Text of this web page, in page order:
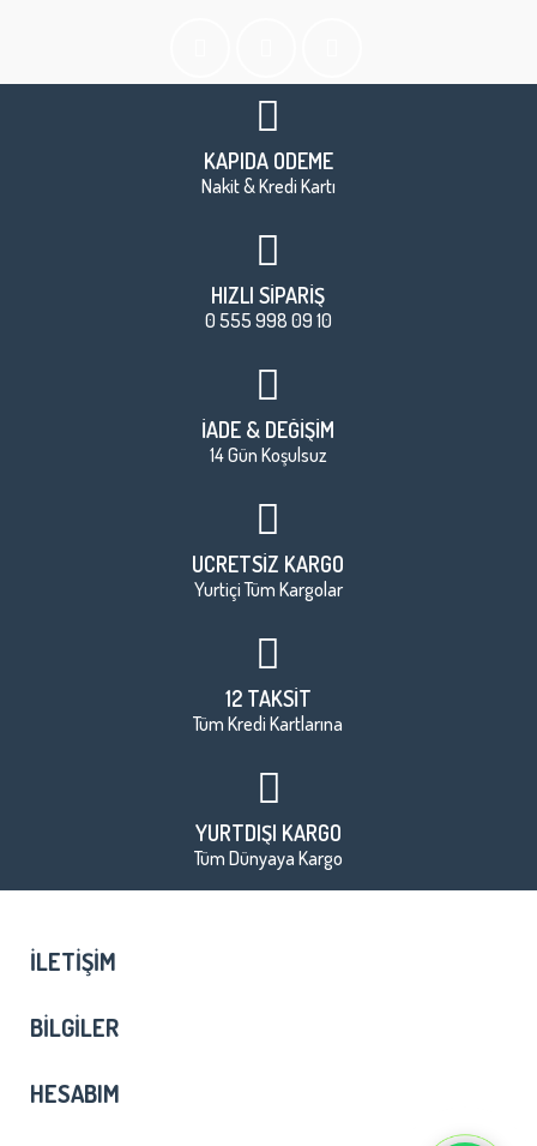
KAPIDA ÖDEME
Nakit & Kredi Kartı
HIZLI SİPARİŞ
0 555 998 09 10
İADE & DEĞİŞİM
14 Gün Koşulsuz
ÜCRETSİZ KARGO
Yurtiçi Tüm Kargolar
12 TAKSİT
Tüm Kredi Kartlarına
YURTDIŞI KARGO
Tüm Dünyaya Kargo
İLETIŞIM
BILGILER
HESABIM